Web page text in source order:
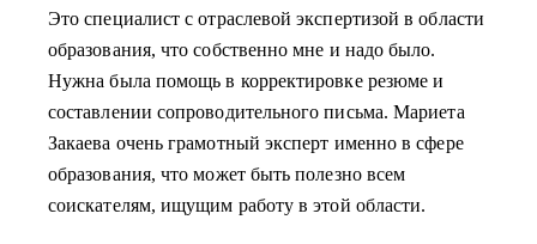
Это специалист с отраслевой экспертизой в области
образования, что собственно мне и надо было.
Нужна была помощь в корректировке резюме и
составлении сопроводительного письма. Мариета
Закаева очень грамотный эксперт именно в сфере
образования, что может быть полезно всем
соискателям, ищущим работу в этой области.